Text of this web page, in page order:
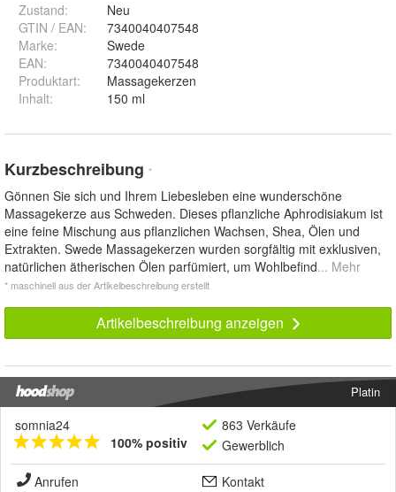
Zustand:
Neu
GTIN / EAN:
7340040407548
Marke:
Swede
EAN:
7340040407548
Produktart:
Massagekerzen
Inhalt: 150 ml
Kurzbeschreibung *
Gönnen Sie sich und Ihrem Liebesleben eine wunderschöne
Massagekerze aus Schweden. Dieses pflanzliche Aphrodisiakum ist
eine feine Mischung aus pflanzlichen Wachsen, Shea, Ölen und
Extrakten. Swede Massagekerzen wurden sorgfältig mit exklusiven,
natürlichen ätherischen Ölen parfümiert, um Wohlbefind... Mehr
* maschinell aus der Artikelbeschreibung erstellt
Artikelbeschreibung anzeigen
Platin
somnia24
100% positiv
863 Verkäufe
Gewerblich
Anrufen
Kontakt